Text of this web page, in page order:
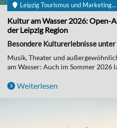
Leipzig Tourismus und Marketing...
Kultur am Wasser 2026: Open-
der Leipzig Region
Besondere Kulturerlebnisse
Musik, Theater und
am Wasser: Auch im Sommer 2026
Weiterlesen